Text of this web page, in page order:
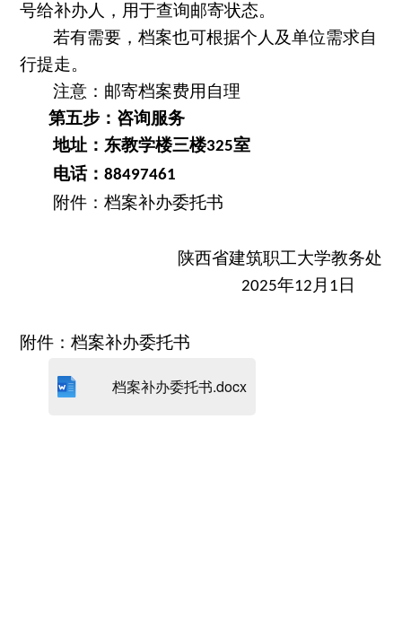
号给补办人，用于查询邮寄状态。
若有需要，档案也可根据个人及单位需求自
行提走。
注意：邮寄档案费用自理
第五步：咨询服务
地址：东教学楼三楼325室
电话：88497461
附件：档案补办委托书
陕西省建筑职工大学教务处
2025年12 月 1 日
附件：档案补办委托书
档案补办委托书.docx